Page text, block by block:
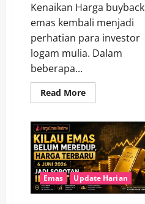
Kenaikan Harga buyback
emas kembali menjadi
perhatian para investor
logam mulia. Dalam
beberapa...
Read MoreRead
more
Buyback
Emas
Antam,
UBS,
dan
Galeri
24
Naik,
Sinyal
Emas Update Harian